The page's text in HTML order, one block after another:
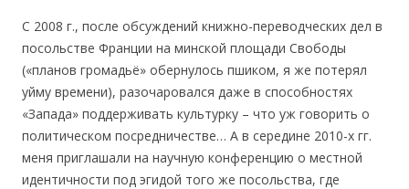
C 2008 г., после обсуждений книжно-переводческих дел в
посольстве Франции на минской площади Свободы
(«планов громадьё» обернулось пшиком, я же потерял
уйму времени), разочаровался даже в способностях
«Запада» поддерживать культурку – что уж говорить о
политическом посредничестве… А в середине 2010-х гг.
меня приглашали на научную конференцию о местной
идентичности под эгидой того же посольства, где